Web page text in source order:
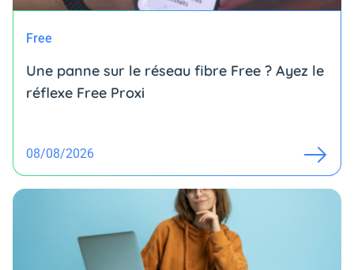
Free
Une panne sur le réseau fibre Free ? Ayez le
réflexe Free Proxi
08/08/2026